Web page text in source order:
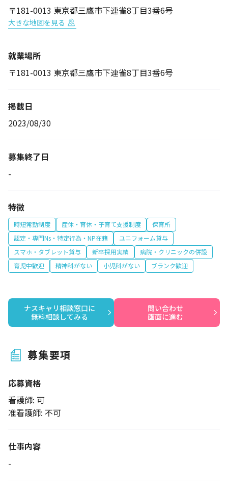
〒181-0013 東京都三鷹市下連雀8丁目3番6号
大きな地図を見る
就業場所
〒181-0013 東京都三鷹市下連雀8丁目3番6号
掲載日
2023/08/30
募集終了日
-
特徴
時短常勤制度 産休・育休・子育て支援制度
保育所
認定・専門Ns・特定行為・NP在籍
ユニフォーム貸与
スマホ・タブレット貸与
新卒採用実績
病院・クリニックの併設
育児中歓迎
精神科がない 小児科がない ブランク歓迎
ナスキャリ相談窓口に
無料相談してみる
問い合わせ
画面に進む
募集要項
応募資格
看護師: 可
准看護師: 不可
仕事内容
-